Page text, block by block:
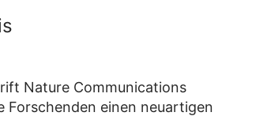
Nature Communications
einen neuartigen